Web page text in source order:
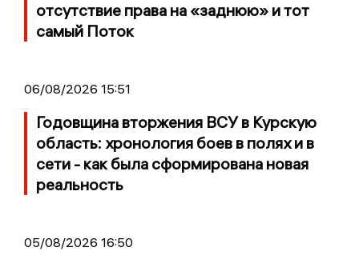
отсутствие права на «заднюю» и тот
самый Поток
06/08/2026 15:51
Годовщина вторжения ВСУ в Курскую
область: хронология боев в полях и в
сети - как была сформирована новая
реальность
05/08/2026 16:50